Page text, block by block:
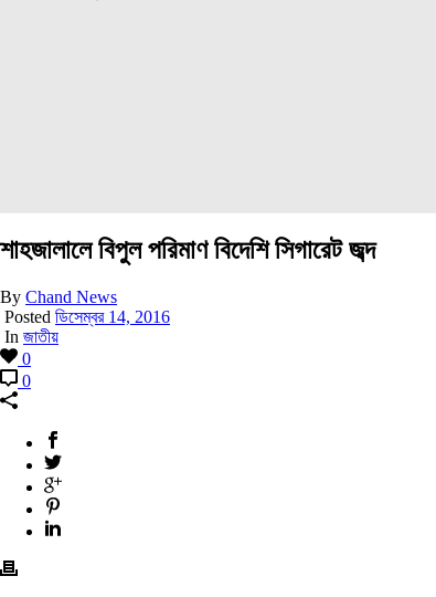
শাহজালালে বিপুল পরিমাণ বিদেশি সিগারেট জব্দ
By Chand News
Posted ডিসেম্বর 14, 2016
In জাতীয়
0
0